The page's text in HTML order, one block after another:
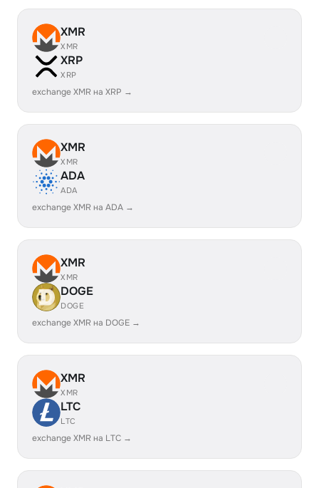
XMR
XMR
XRP
XRP
exchange XMR на XRP →
XMR
XMR
ADA
ADA
exchange XMR на ADA →
XMR
XMR
DOGE
DOGE
exchange XMR на DOGE →
XMR
XMR
LTC
LTC
exchange XMR на LTC →